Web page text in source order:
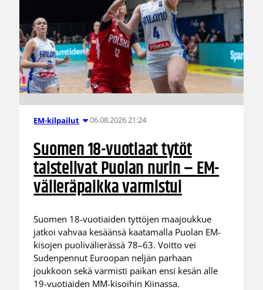
EM-kilpailut 06.08.2026 21:24
Suomen 18-vuotiaat tytöt
taistelivat Puolan nurin – EM-
välieräpaikka varmistui
Suomen 18-vuotiaiden tyttöjen maajoukkue
jatkoi vahvaa kesäänsä kaatamalla Puolan EM-
kisojen puolivälierässä 78–63. Voitto vei
Sudenpennut Euroopan neljän parhaan
joukkoon sekä varmisti paikan ensi kesän alle
19-vuotiaiden MM-kisoihin Kiinassa.